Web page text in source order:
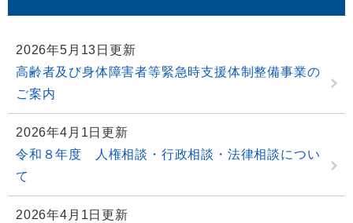
2026年5月13日更新
高齢者及び身体障害者等緊急時支援体制整備事業の
ご案内
2026年4月1日更新
令和８年度 人権相談・行政相談・法律相談につい
て
2026年4月1日更新